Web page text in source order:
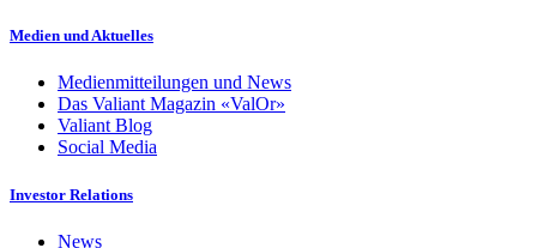
Medien und Aktuelles
Medienmitteilungen und News
Das Valiant Magazin «ValOr»
Valiant Blog
Social Media
Investor Relations
News